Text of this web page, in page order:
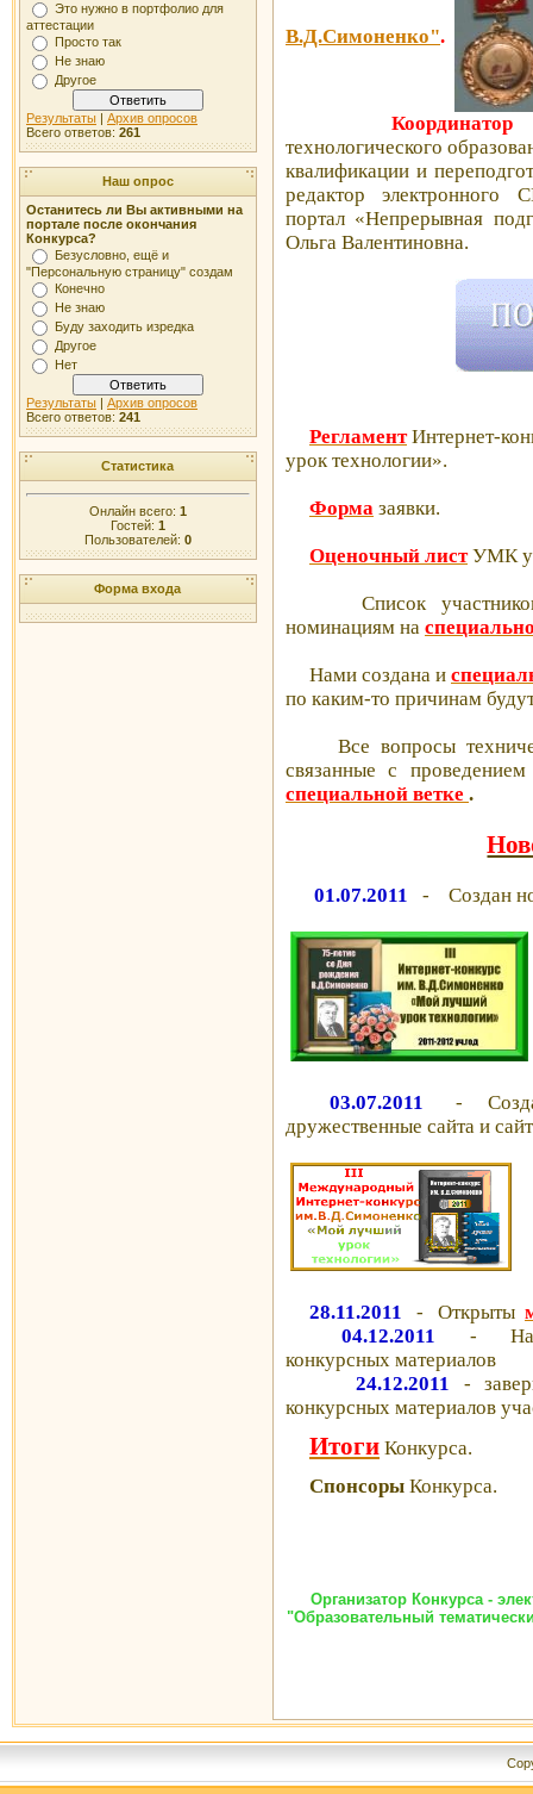
Это нужно в портфолио для
аттестации
Просто так
Не знаю
Другое
Результаты | Архив опросов
Всего ответов: 261
Наш опрос
Останитесь ли Вы активными на
портале после окончания
Конкурса?
Безусловно, ещё и
"Персональную страницу" создам
Конечно
Не знаю
Буду заходить изредка
Другое
Нет
Результаты | Архив опросов
Всего ответов: 241
Статистика
Онлайн всего: 1
Гостей: 1
Пользователей: 0
Форма входа
В.Д.Симоненко".
технологического
квалификации и
редактор электронного
портал «Непрерывная
Ольга Валентиновна.
РегламентИнтернет-
урок технологии».
Форма заявки.
Оценочный листУМК
Список участников
номинациям на
Нами создана и
по каким-то причинам
Все вопросы
связанные с
специальной ветке .
01.07.2011 - Создан
03.07.2011
- Создан
дружественные сайта и
28.11.2011 - Открыты
04.12.2011
-
конкурсных материалов
24.12.2011
-
конкурсных материалов
Итоги Конкурса.
Спонсоры Конкурса.
Организатор Конкурса -
"Образовательный